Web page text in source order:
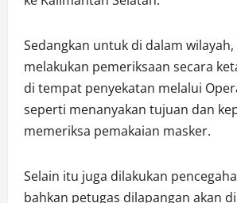
Sedangkan untuk di dalam
melakukan pemeriksaan secara
di tempat penyekatan melalui
seperti menanyakan tujuan dan
memeriksa pemakaian masker.
Selain itu juga dilakukan
bahkan petugas dilapangan akan